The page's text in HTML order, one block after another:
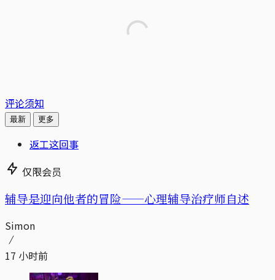
评论须知
最新 更多
返工这回事
仅限会员
辅导是迎向他者的冒险——心理辅导治疗师自述
Simon
17 小时前